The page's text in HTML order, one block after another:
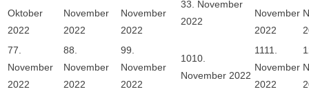
Oktober
2022
November
2022
November
2022
33. November
2022
November
2022
77.
November
2022
88.
November
2022
99.
November
2022
1010.
November 2022
1111.
November
2022